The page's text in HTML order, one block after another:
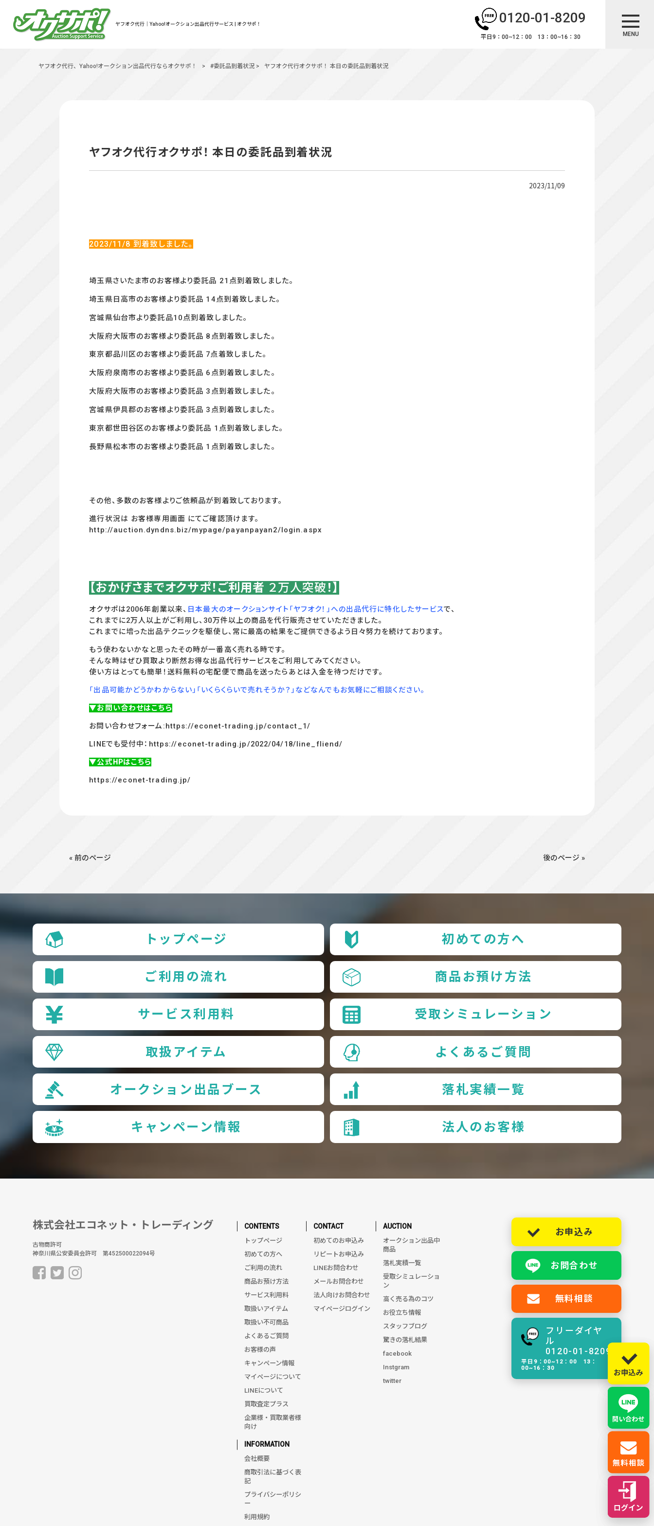
ヤフオク代行｜Yahoo!オークション出品代行サービス | オクサポ！ 0120-01-8209
平日9：00~12：00 13：00~16：30 MENU
ヤフオク代行、Yahoo!オークション出品代行ならオクサポ！ > #委託品到着状況> ヤフオク代行オクサポ！ 本日の委託品到着状況
ヤフオク代行オクサポ！ 本日の委託品到着状況
2023/11/09
2023/11/8 到着致しました。
埼玉県さいたま市のお客様より委託品 21 点到着致しました。
埼玉県日高市のお客様より委託品 14点到着致しました。
宮城県仙台市より委託品10点到着致しました。
大阪府大阪市のお客様より委託品 8 点到着致しました。
東京都品川区のお客様より委託品 7点着致しました。
大阪府泉南市のお客様より委託品 6点到着致しました。
大阪府大阪市のお客様より委託品 3点到着致しました。
宮城県伊具郡のお客様より委託品 3点到着致しました。
東京都世田谷区のお客様より委託品 1 点到着致しました。
長野県松本市のお客様より委託品 1点到着致しました。
その他、多数のお客様よりご依頼品が到着致しております。
進行状況は お客様専用画面 にてご確認頂けます。
http://auction.dyndns.biz/mypage/payanpayan2/login.aspx
【おかげさまでオクサポ！ご利用者 ２万人突破 ！】
オクサポは2006年創業以来、 日本最大のオークションサイト「ヤフオク！」への出品代行に特化したサービスで、
これまでに2万人以上がご利用し、30万件以上の商品を代行販売させていただきました。
これまでに培った出品テクニックを駆使し、常に最高の結果をご提供できるよう日々努力を続けております。
もう使わないかなと思ったその時が一番高く売れる時です。
そんな時はぜひ買取より断然お得な出品代行サービスをご利用してみてください。
使い方はとっても簡単！送料無料の宅配便で商品を送ったらあとは入金を待つだけです。
「出品可能かどうかわからない」「いくらくらいで売れそうか？」などなんでもお気軽にご相談ください。
▼お問い合わせはこちら
お問い合わせフォーム:https://econet-trading.jp/contact_1/
LINEでも受付中： https://econet-trading.jp/2022/04/18/line_fliend/
▼公式HPはこちら
https://econet-trading.jp/
« 前のページ 後のページ »
トップページ 初めての方へ
ご利用の流れ 商品お預け方法
サービス利用料 受取シミュレーション
取扱アイテム よくあるご質問
オークション出品ブース 落札実績一覧
キャンペーン情報 法人のお客様
株式会社エコネット・トレーディング
古物商許可
神奈川県公安委員会許可 第452500022094号
CONTENTS
トップページ
初めての方へ
ご利用の流れ
商品お預け方法
サービス利用料
取扱いアイテム
取扱い不可商品
よくあるご質問
お客様の声
キャンペーン情報
マイページについて
LINEについて
買取査定プラス
企業様・買取業者様
向け
CONTACT
初めてのお申込み
リピートお申込み
LINEお問合わせ
メールお問合わせ
法人向けお問合わせ
マイページログイン
AUCTION
オークション出品中
商品
落札実績一覧
受取シミュレーショ
ン
高く売る為のコツ
お役立ち情報
スタッフブログ
驚きの落札結果
facebook
Instgram
twitter
INFORMATION
会社概要
商取引法に基づく表
記
プライバシーポリシ
ー
利用規約
お申込み
お問合わせ
無料相談
フリーダイヤ
ル
0120-01-8209
平日9：00~12：00 13：
00~16：30